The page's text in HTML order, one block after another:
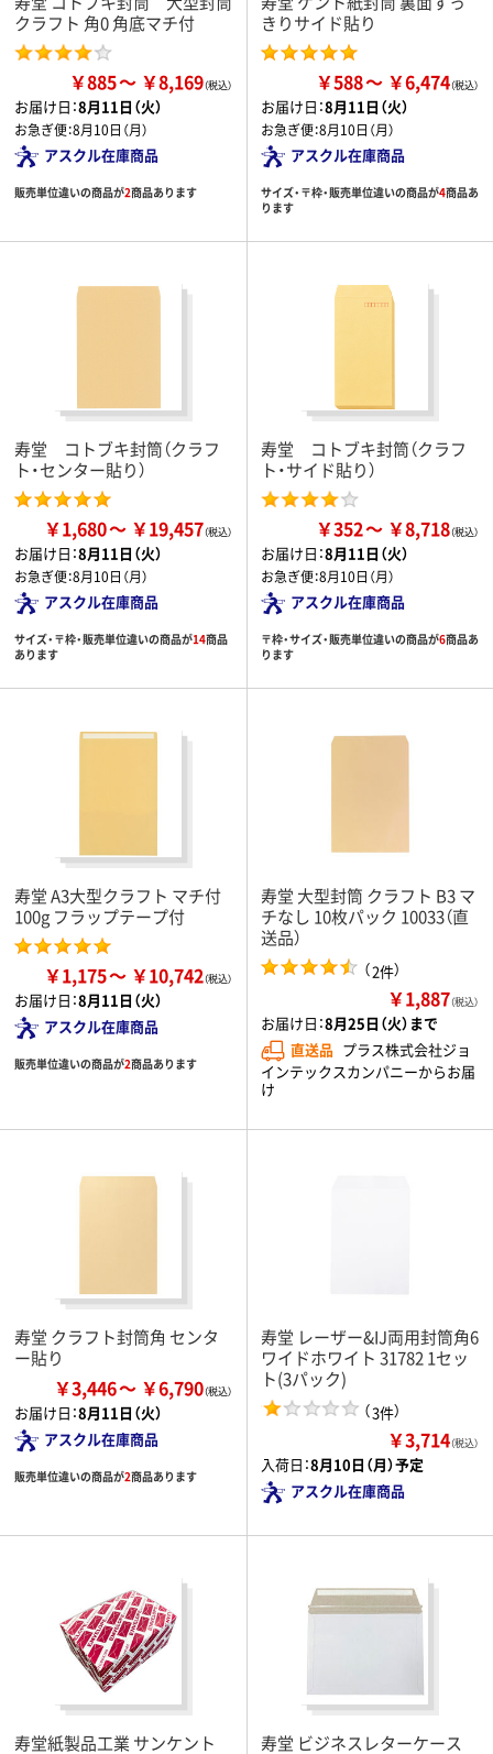
クラフト 角0 角底マチ付
￥885 ￥8,169
お届け日：8月11日（火）
お急ぎ便：8月10日（月）
アスクル在庫商品
販売単位違いの商品が2商品あります
きりサイド貼り
￥588 ￥6,474
お届け日：8月11日（火）
お急ぎ便：8月10日（月）
アスクル在庫商品
サイズ・〒枠・販売単位違いの商品が4商品あ
ります
寿堂 コトブキ封筒（クラフ
ト・センター貼り）
￥1,680 ￥19,457
お届け日：8月11日（火）
お急ぎ便：8月10日（月）
アスクル在庫商品
サイズ・〒枠・販売単位違いの商品が14商品
あります
寿堂 コトブキ封筒（クラフ
ト・サイド貼り）
￥352 ￥8,718
お届け日：8月11日（火）
お急ぎ便：8月10日（月）
アスクル在庫商品
〒枠・サイズ・販売単位違いの商品が6商品あ
ります
寿堂 A3大型クラフト マチ付
100g フラップテープ付
￥1,175 ￥10,742
お届け日：8月11日（火）
アスクル在庫商品
販売単位違いの商品が2商品あります
寿堂 大型封筒 クラフト B3 マ
チなし 10枚パック 10033（直
送品）
（2件）
￥1,887（税込）
お届け日：8月25日（火）まで
直送品 プラス株式会社ジョ
インテックスカンパニーからお届
け
寿堂 クラフト封筒角 センタ
ー貼り
￥3,446 ￥6,790
お届け日：8月11日（火）
アスクル在庫商品
販売単位違いの商品が2商品あります
寿堂 レーザー&IJ両用封筒角6
ワイドホワイト 31782 1セッ
ト(3パック)
（3件）
￥3,714（税込）
入荷日：8月10日（月）予定
アスクル在庫商品
寿堂紙製品工業 サンケント
寿堂 ビジネスレターケース